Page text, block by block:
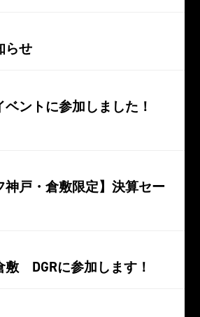
らせ
ントに参加しました！
神戸・倉敷限定】決算セー
敷 DGRに参加します！